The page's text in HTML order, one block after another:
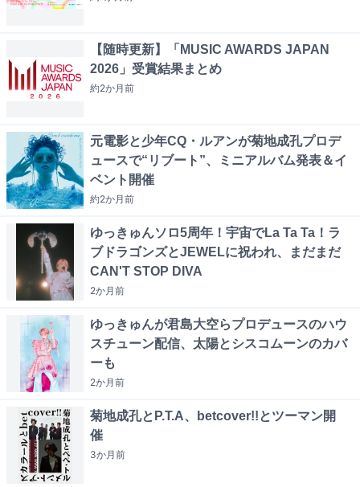
【随時更新】「MUSIC AWARDS JAPAN
2026」受賞結果まとめ
約2か月前
元電影と少年CQ・ルアンが菊地成孔プロデ
ュースで“リブート”、ミニアルバム発表＆イ
ベント開催
約2か月前
ゆっきゅんソロ5周年！宇宙でLa Ta Ta！ラ
ブドラゴンズとJEWELに祝われ、まだまだ
CAN'T STOP DIVA
2か月前
ゆっきゅんが君島大空らプロデュースのハウ
スチューン配信、太陽とシスコムーンのカバ
ーも
2か月前
菊地成孔とP.T.A、betcover!!とツーマン開
催
3か月前